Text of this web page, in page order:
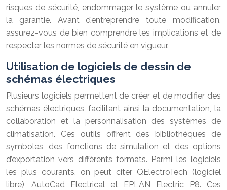
risques de sécurité, endommager le système ou annuler
la garantie. Avant d’entreprendre toute modification,
assurez-vous de bien comprendre les implications et de
respecter les normes de sécurité en vigueur.
Utilisation de logiciels de dessin de
schémas électriques
Plusieurs logiciels permettent de créer et de modifier des
schémas électriques, facilitant ainsi la documentation, la
collaboration et la personnalisation des systèmes de
climatisation. Ces outils offrent des bibliothèques de
symboles, des fonctions de simulation et des options
d’exportation vers différents formats. Parmi les logiciels
les plus courants, on peut citer QElectroTech (logiciel
libre), AutoCad Electrical et EPLAN Electric P8. Ces